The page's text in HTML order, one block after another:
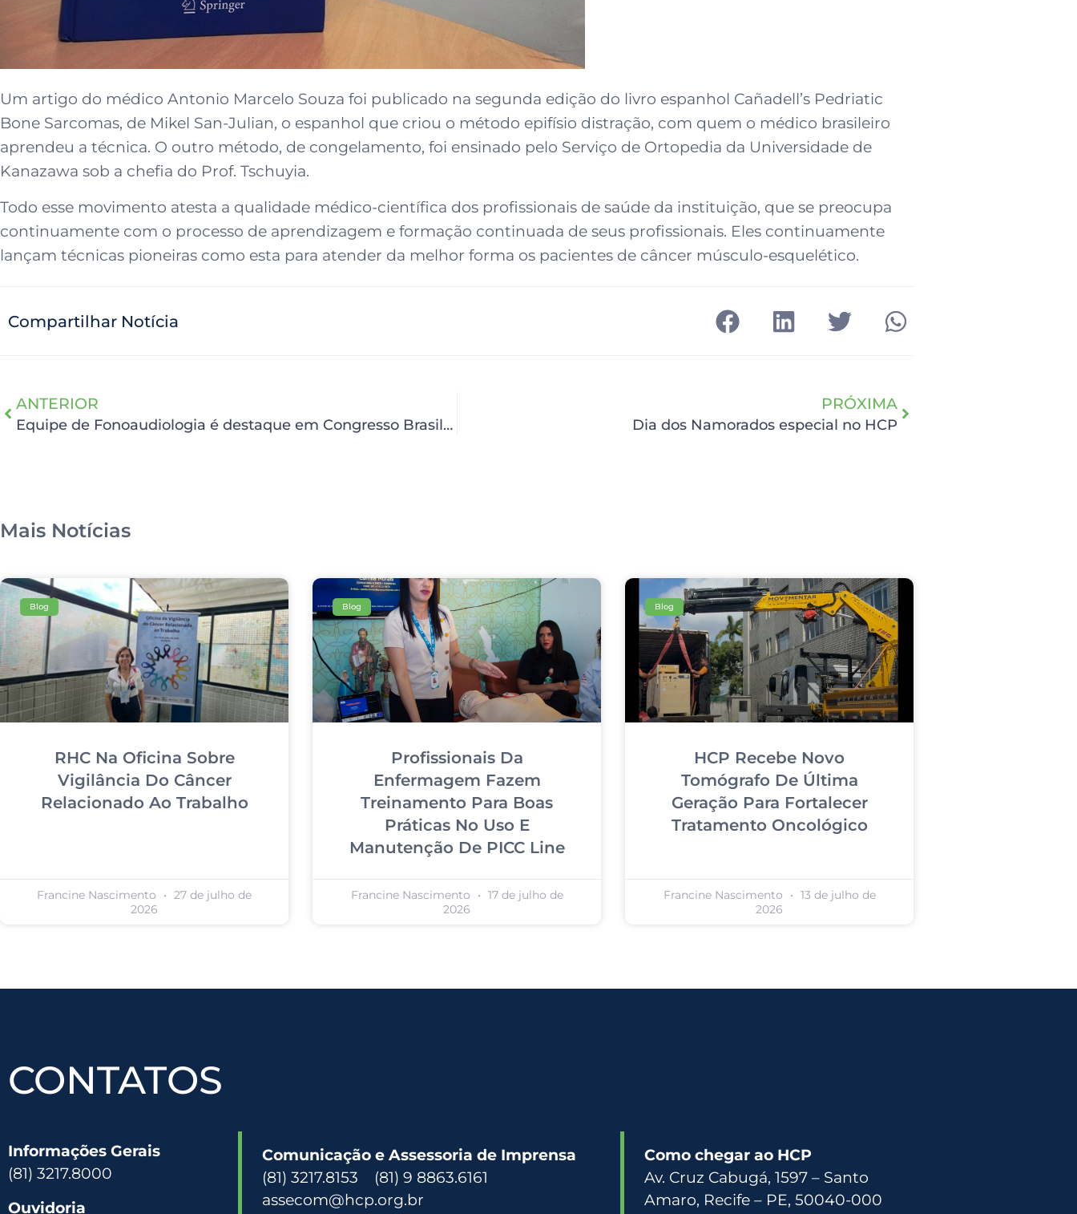
Um artigo do médico Antonio Marcelo Souza foi publicado na segunda edição do livro espanhol Cañadell’s Pedriatic
Bone Sarcomas, de Mikel San-Julian, o espanhol que criou o método epifísio distração, com quem o médico brasileiro
aprendeu a técnica. O outro método, de congelamento, foi ensinado pelo Serviço de Ortopedia da Universidade de
Kanazawa sob a chefia do Prof. Tschuyia.
Todo esse movimento atesta a qualidade médico-científica dos profissionais de saúde da instituição, que se preocupa
continuamente com o processo de aprendizagem e formação continuada de seus profissionais. Eles continuamente
lançam técnicas pioneiras como esta para atender da melhor forma os pacientes de câncer músculo-esquelético.
Compartilhar Notícia
ANTERIOR
Equipe de Fonoaudiologia é destaque em Congresso Brasileiro
PRÓXIMA
Dia dos Namorados especial no HCP
Mais Notícias
Blog
RHC Na Oficina Sobre
Vigilância Do Câncer
Relacionado Ao Trabalho
Francine Nascimento
27 de julho de
2026
Blog
Profissionais Da
Enfermagem Fazem
Treinamento Para Boas
Práticas No Uso E
Manutenção De PICC Line
Francine Nascimento
17 de julho de
2026
Blog
HCP Recebe Novo
Tomógrafo De Última
Geração Para Fortalecer
Tratamento Oncológico
Francine Nascimento
13 de julho de
2026
CONTATOS
Informações Gerais
(81) 3217.8000
Ouvidoria
Comunicação e Assessoria de Imprensa
(81) 3217.8153 (81) 9 8863.6161
assecom@hcp.org.br
Como chegar ao HCP
Av. Cruz Cabugá, 1597 – Santo
Amaro, Recife – PE, 50040-000